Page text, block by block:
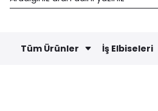
Tüm Ürünler İş Elbiseleri